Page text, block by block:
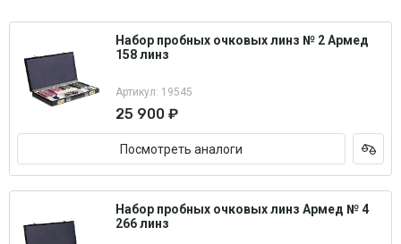
Набор пробных очковых линз № 2 Армед
158 линз
Артикул: 19545
25 900 ₽
Посмотреть аналоги
Набор пробных очковых линз Армед № 4
266 линз